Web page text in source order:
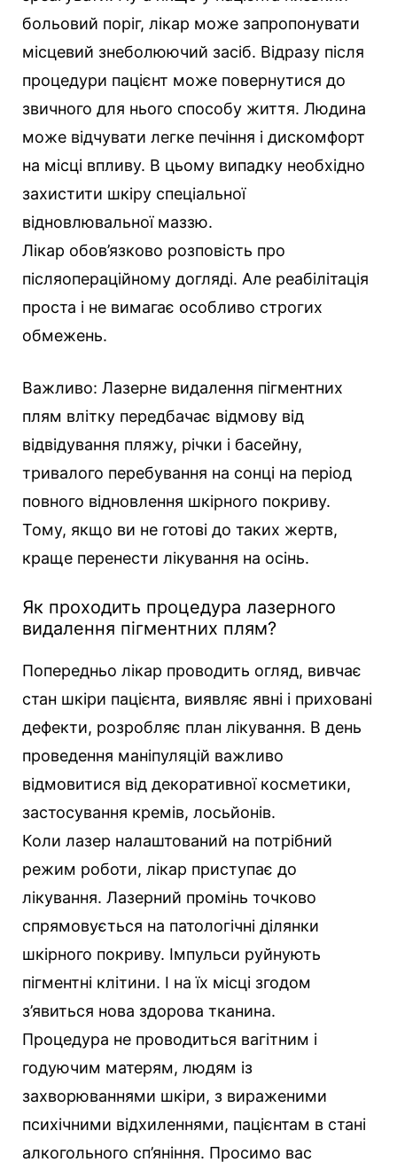
больовий поріг, лікар може запропонувати
місцевий знеболюючий засіб. Відразу після
процедури пацієнт може повернутися до
звичного для нього способу життя. Людина
може відчувати легке печіння і дискомфорт
на місці впливу. В цьому випадку необхідно
захистити шкіру спеціальної
відновлювальної маззю.
Лікар обов’язково розповість про
післяопераційному догляді. Але реабілітація
проста і не вимагає особливо строгих
обмежень.
Важливо: Лазерне видалення пігментних
плям влітку передбачає відмову від
відвідування пляжу, річки і басейну,
тривалого перебування на сонці на період
повного відновлення шкірного покриву.
Тому, якщо ви не готові до таких жертв,
краще перенести лікування на осінь.
Як проходить процедура лазерного
видалення пігментних плям?
Попередньо лікар проводить огляд, вивчає
стан шкіри пацієнта, виявляє явні і приховані
дефекти, розробляє план лікування. В день
проведення маніпуляцій важливо
відмовитися від декоративної косметики,
застосування кремів, лосьйонів.
Коли лазер налаштований на потрібний
режим роботи, лікар приступає до
лікування. Лазерний промінь точково
спрямовується на патологічні ділянки
шкірного покриву. Імпульси руйнують
пігментні клітини. І на їх місці згодом
з’явиться нова здорова тканина.
Процедура не проводиться вагітним і
годуючим матерям, людям із
захворюваннями шкіри, з вираженими
психічними відхиленнями, пацієнтам в стані
алкогольного сп’яніння. Просимо вас